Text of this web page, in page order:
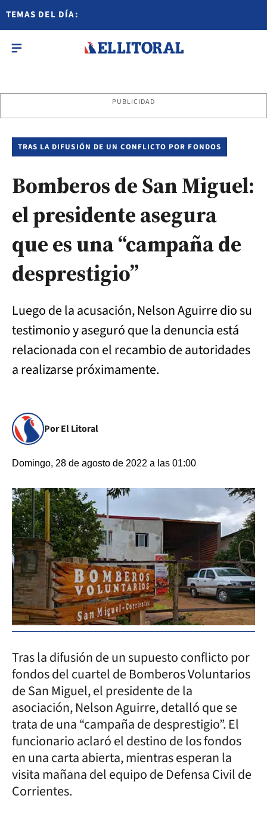
TEMAS DEL DÍA:
PUBLICIDAD
TRAS LA DIFUSIÓN DE UN CONFLICTO POR FONDOS
Bomberos de San Miguel:
el presidente asegura
que es una “campaña de
desprestigio”
Luego de la acusación, Nelson Aguirre dio su
testimonio y aseguró que la denuncia está
relacionada con el recambio de autoridades
a realizarse próximamente.
Por El Litoral
Domingo, 28 de agosto de 2022 a las 01:00
Tras la difusión de un supuesto conflicto por
fondos del cuartel de Bomberos Voluntarios
de San Miguel, el presidente de la
asociación, Nelson Aguirre, detalló que se
trata de una “campaña de desprestigio”. El
funcionario aclaró el destino de los fondos
en una carta abierta, mientras esperan la
visita mañana del equipo de Defensa Civil de
Corrientes.